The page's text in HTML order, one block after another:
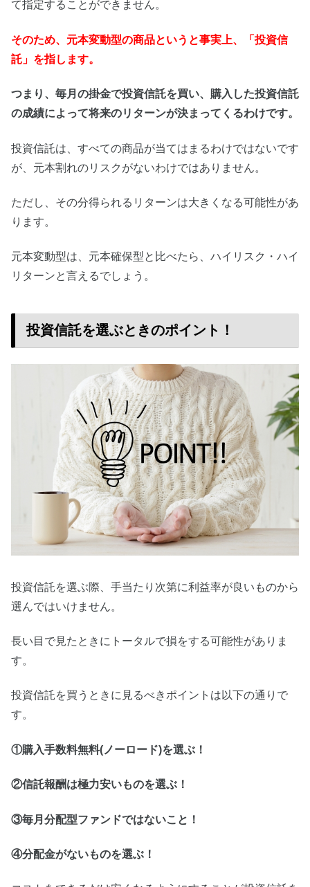
て指定することができません。
そのため、元本変動型の商品というと事実上、「投資信
託」を指します。
つまり、毎月の掛金で投資信託を買い、購入した投資信託
の成績によって将来のリターンが決まってくるわけです。
投資信託は、すべての商品が当てはまるわけではないです
が、元本割れのリスクがないわけではありません。
ただし、その分得られるリターンは大きくなる可能性があ
ります。
元本変動型は、元本確保型と比べたら、ハイリスク・ハイ
リターンと言えるでしょう。
投資信託を選ぶときのポイント！
投資信託を選ぶ際、手当たり次第に利益率が良いものから
選んではいけません。
長い目で見たときにトータルで損をする可能性がありま
す。
投資信託を買うときに見るべきポイントは以下の通りで
す。
①購入手数料無料(ノーロード)を選ぶ！
②信託報酬は極力安いものを選ぶ！
③毎月分配型ファンドではないこと！
④分配金がないものを選ぶ！